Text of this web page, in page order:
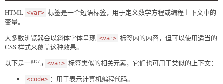
HTML <var> 标签是一个短语标签，用于定义数学方程或编程上下文中的
变量。
大多数浏览器会以斜体字体呈现 <var> 标签内的内容，但可以使用适当的
CSS 样式来覆盖这种效果。
以下是一些与 <var> 标签类似的相关元素，它们也可用于类似的上下文：
<code> ：用于表示计算机编程代码。